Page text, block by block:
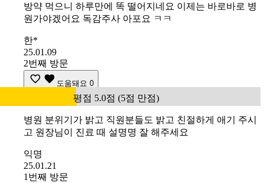
방약 먹으니 하루만에 똑 떨어지네요 이제는 바로바로 병
원가야겠어요 독감주사 아포요 ㅋㅋ
한*
25.01.09
2번째 방문
도움돼요 0
평점 5.0점 (5점 만점)
병원 분위기가 밝고 직원분들도 밝고 친절하게 애기 주시
고 원장님이 진료 때 설명명 잘 해주세요
익명
25.01.21
1번째 방문